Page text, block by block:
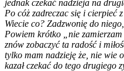
jednak czekać nadzieja na
Po cóż zadreczac się i cierpieć
Wiecie co? Zadzwonię do
Powiem krótko „nie
znów zobaczyć ta radość i
tylko mam nadzieję że, nie wie
kazał czekać do tego drugiego